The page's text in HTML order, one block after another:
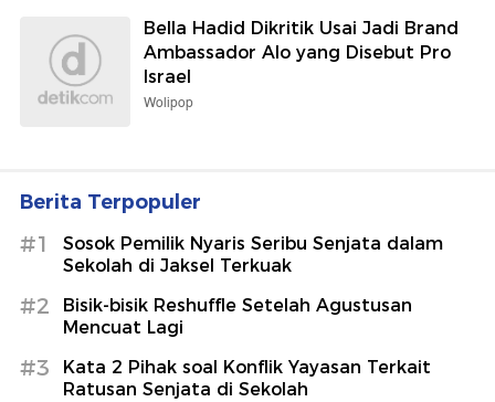
Bella Hadid Dikritik Usai Jadi Brand
Ambassador Alo yang Disebut Pro
Israel
Wolipop
Berita Terpopuler
#1
Sosok Pemilik Nyaris Seribu Senjata dalam
Sekolah di Jaksel Terkuak
#2
Bisik-bisik Reshuffle Setelah Agustusan
Mencuat Lagi
#3
Kata 2 Pihak soal Konflik Yayasan Terkait
Ratusan Senjata di Sekolah